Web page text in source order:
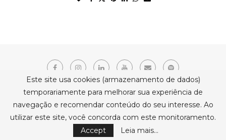
Copyright © 2021 Erika Belmonte. Todos os direitos reservados.
BACK TO TOP
Este site usa cookies (armazenamento de dados)
temporariamente para melhorar sua experiência de
navegação e recomendar conteúdo do seu interesse. Ao
utilizar este site, você concorda com este monitoramento.
Accept
Leia mais...